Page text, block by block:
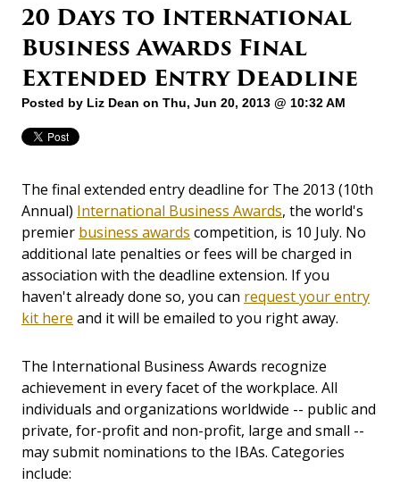
20 Days to International
Business Awards Final
Extended Entry Deadline
Posted by Liz Dean on Thu, Jun 20, 2013 @ 10:32 AM
The final extended entry deadline for The 2013 (10th
Annual) International Business Awards, the world's
premier business awards competition, is 10 July. No
additional late penalties or fees will be charged in
association with the deadline extension. If you
haven't already done so, you can request your entry
kit here and it will be emailed to you right away.
The International Business Awards recognize
achievement in every facet of the workplace. All
individuals and organizations worldwide -- public and
private, for-profit and non-profit, large and small --
may submit nominations to the IBAs. Categories
include: